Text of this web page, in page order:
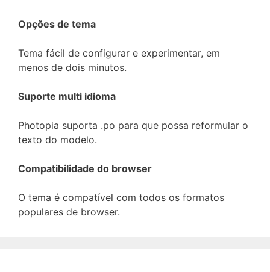
Opções de tema
Tema fácil de configurar e experimentar, em
menos de dois minutos.
Suporte multi idioma
Photopia suporta .po para que possa reformular o
texto do modelo.
Compatibilidade do browser
O tema é compatível com todos os formatos
populares de browser.